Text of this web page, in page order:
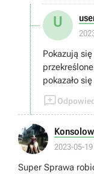
U
Pokazują
pokazało

2023-05-
Super Sprawa